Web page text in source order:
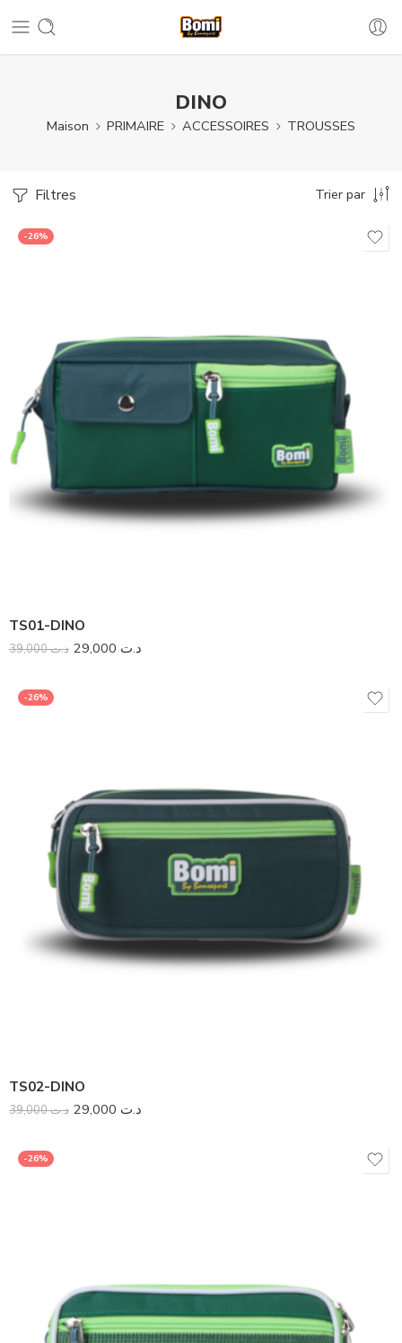
DINO
Maison PRIMAIRE ACCESSOIRES TROUSSES
Filtres Trier par
-26%
TS01-DINO
د.ت39,000 د.ت
-26%
TS02-DINO
د.ت39,000 د.ت
-26%